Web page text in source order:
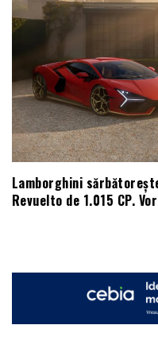
Lamborghini
Revuelto de 1.015 CP.